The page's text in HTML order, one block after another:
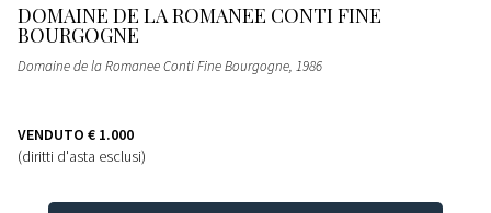
DOMAINE DE LA ROMANEE CONTI FINE
BOURGOGNE
Domaine de la Romanee Conti Fine Bourgogne, 1986
VENDUTO € 1.000
(diritti d'asta esclusi)